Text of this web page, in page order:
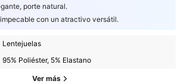
porte natural.
con un atractivo versátil.
Lentejuelas
95% Poliéster, 5% Elastano
Ver más